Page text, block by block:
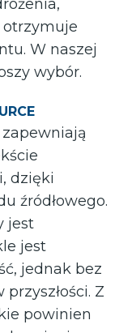
otrzymuje
W naszej
wybór.
dzięki
źródłowego.
jest
jest
jednak bez
Z
powinien